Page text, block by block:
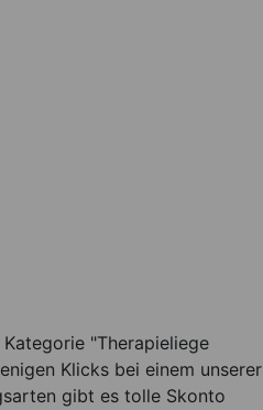
"Therapieliege
Klicks bei einem unserer
gibt es tolle Skonto